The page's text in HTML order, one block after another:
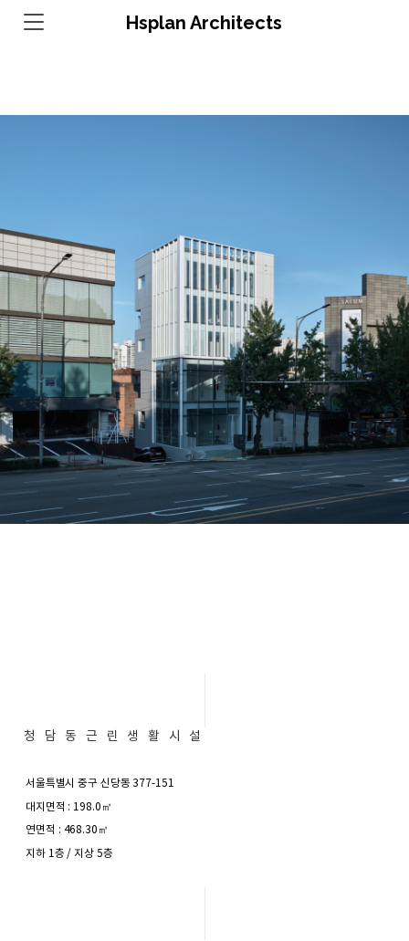
Hsplan Architects
청담동근린생활시설
서울특별시 중구 신당동 377-151
대지면적 : 198.0㎡
연면적 : 468.30㎡
지하 1층 / 지상 5층